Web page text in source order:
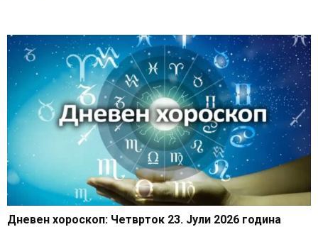
Дневен хороскоп: Четврток 23. Јули 2026 година